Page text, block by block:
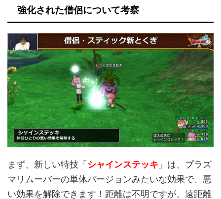
強化された僧侶について考察
まず、新しい特技「 シャインステッキ 」は、プラズ
マリムーバーの単体バージョンみたいな効果で、悪
い効果を解除できます！距離は不明ですが、遠距離